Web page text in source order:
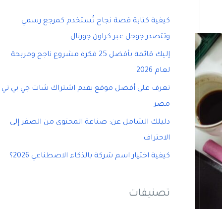
كيفية كتابة قصة نجاح تُستخدم كمرجع رسمي
وتتصدر جوجل عبر كراون جورنال
إليك قائمة بأفضل 25 فكرة مشروع ناجح ومربحة
لعام 2026
تعرف على أفضل موقع يقدم اشتراك شات جي بي تي
مصر
دليلك الشامل عن: صناعة المحتوى من الصفر إلى
الاحتراف
كيفية اختيار اسم شركة بالذكاء الاصطناعي 2026؟
تصنيفات